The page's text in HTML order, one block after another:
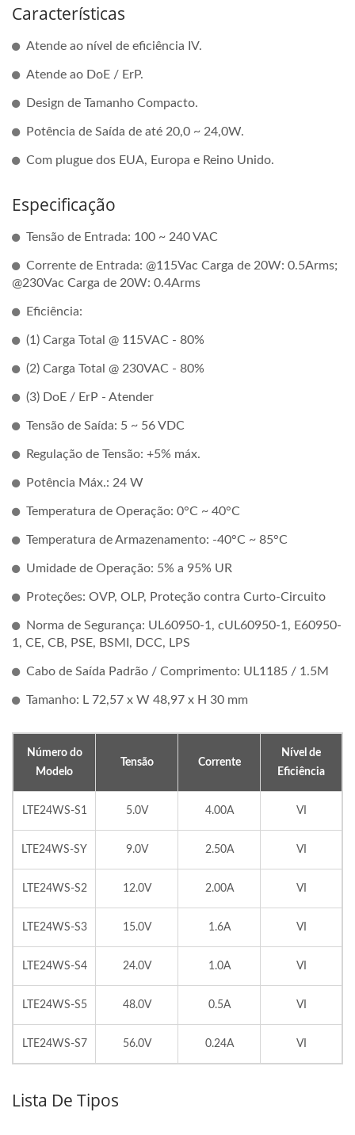
Características
Atende ao nível de eficiência IV.
Atende ao DoE / ErP.
Design de Tamanho Compacto.
Potência de Saída de até 20,0 ~ 24,0W.
Com plugue dos EUA, Europa e Reino Unido.
Especificação
Tensão de Entrada: 100 ~ 240 VAC
Corrente de Entrada: @115Vac Carga de 20W: 0.5Arms;
@230Vac Carga de 20W: 0.4Arms
Eficiência:
(1) Carga Total @ 115VAC - 80%
(2) Carga Total @ 230VAC - 80%
(3) DoE / ErP - Atender
Tensão de Saída: 5 ~ 56 VDC
Regulação de Tensão: +5% máx.
Potência Máx.: 24 W
Temperatura de Operação: 0°C ~ 40°C
Temperatura de Armazenamento: -40°C ~ 85°C
Umidade de Operação: 5% a 95% UR
Proteções: OVP, OLP, Proteção contra Curto-Circuito
Norma de Segurança: UL60950-1, cUL60950-1, E60950-
1, CE, CB, PSE, BSMI, DCC, LPS
Cabo de Saída Padrão / Comprimento: UL1185 / 1.5M
Tamanho: L 72,57 x W 48,97 x H 30 mm
Número do
Modelo
Tensão Corrente
Nível de
Eficiência
LTE24WS-S1 5.0V 4.00A VI
LTE24WS-SY 9.0V 2.50A VI
LTE24WS-S2 12.0V 2.00A VI
LTE24WS-S3 15.0V 1.6A VI
LTE24WS-S4 24.0V 1.0A VI
LTE24WS-S5 48.0V 0.5A VI
LTE24WS-S7 56.0V 0.24A VI
Lista De Tipos